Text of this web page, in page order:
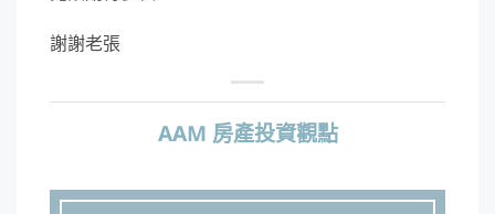
謝謝老張
AAM 房產投資觀點